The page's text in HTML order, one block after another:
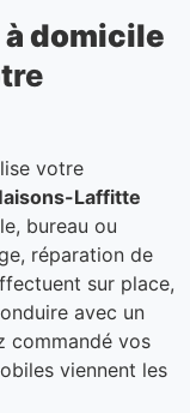
domicile
votre
Laffitte
bureau ou
réparation de
sur place,
avec un
commandé vos
viennent les